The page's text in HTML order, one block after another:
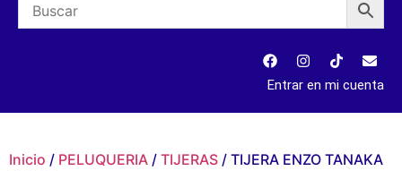
Entrar en mi cuenta
Inicio / PELUQUERIA / TIJERAS / TIJERA ENZO TANAKA